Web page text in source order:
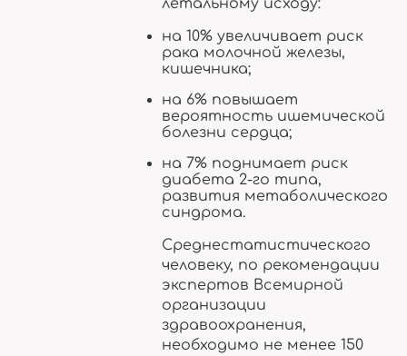
летальному исходу:
на 10% увеличивает риск
рака молочной железы,
кишечника;
на 6% повышает
вероятность ишемической
болезни сердца;
на 7% поднимает риск
диабета 2-го типа,
развития метаболического
синдрома.
Среднестатистического
человеку, по рекомендации
экспертов Всемирной
организации
здравоохранения,
необходимо не менее 150